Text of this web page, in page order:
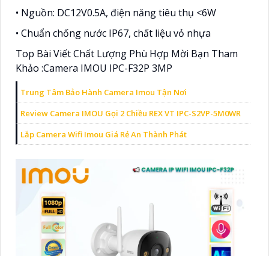
• Nguồn: DC12V0.5A, điện năng tiêu thụ <6W
• Chuẩn chống nước IP67, chất liệu vỏ nhựa
Top Bài Viết Chất Lượng Phù Hợp Mời Bạn Tham
Khảo :Camera IMOU IPC-F32P 3MP
Trung Tâm Bảo Hành Camera Imou Tận Nơi
Review Camera IMOU Gọi 2 Chiều REX VT IPC-S2VP-5M0WR
Lắp Camera Wifi Imou Giá Rẻ An Thành Phát